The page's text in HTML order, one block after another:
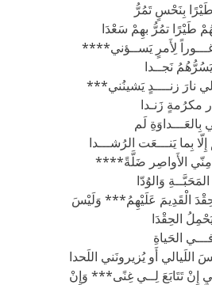
طَيْرًا بِنَحْسٍ تَمُرُّ
تمُرُّ بهِمْ سَعْدَا
غـــوراً لِأَمرٍ يَســؤني****
نَجــدا
لي نارَ زنــــدٍ يَشينُني***
زَنـدا
بِالعَـــداوَةِ لَم
بِما يَنـــعَت الرُشـــدا
مِنّي الأَواصِر ضَلَّةً****
وَالوُدّا
الْقَدِيمَ عَلَيْهِمُ*** وَلَيْسَ
الحِقْدَا
الحَياةِ
أَو يُزيرونَني اللَحدا
إِنْ تَتَابَعَ لِــي غِنًى*** وَإِنْ